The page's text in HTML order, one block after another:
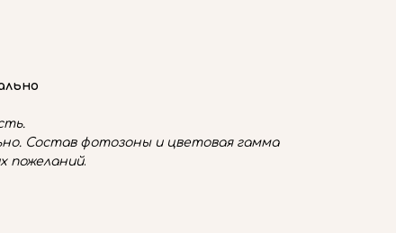
Состав фотозоны и цветовая гамма
пожеланий.